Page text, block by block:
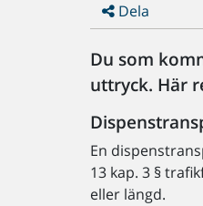
Dela
Du som
uttryck. Här
En
13 kap. 3 §
eller längd.